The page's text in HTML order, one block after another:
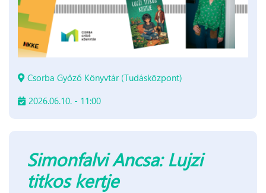
Csorba Győző Könyvtár (Tudásközpont)
2026.06.10. - 11:00
Simonfalvi Ancsa: Lujzi
titkos kertje